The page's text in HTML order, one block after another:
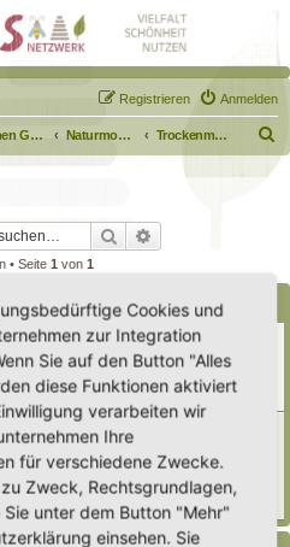
Anmelden
Registrieren
Drei Zonen Garten Naturmodule & kleine Biotope Trockenmauern
u
Suche
• Seite 1 von 1
zur Eintragung eines Hortus
«Di 29. Jul 2025, 17:08
zum Forum
die Eintragung Eurer
l« So 15. Feb 2026, 18:08
- Mein Hortus und ich!
Cookies und
zur Integration
Sie auf den Button "Alles
diese Funktionen aktiviert
verarbeiten wir
Ihre
für verschiedene Zwecke.
Zweck, Rechtsgrundlagen,
unter dem Button "Mehr"
einsehen. Sie